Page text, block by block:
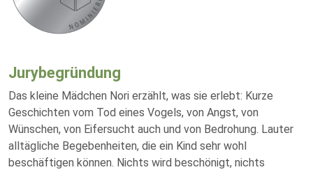
Jurybegründung
Das kleine Mädchen Nori erzählt, was sie erlebt: Kurze
Geschichten vom Tod eines Vogels, von Angst, von
Wünschen, von Eifersucht auch und von Bedrohung. Lauter
alltägliche Begebenheiten, die ein Kind sehr wohl
beschäftigen können. Nichts wird beschönigt, nichts